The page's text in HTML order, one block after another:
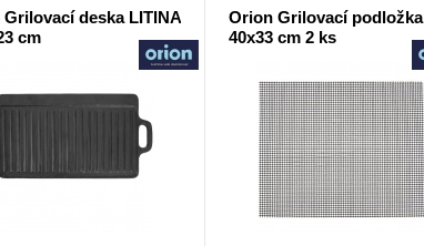
deska LITINA
cm
Orion Grilovací podložka
40x33 cm 2 ks